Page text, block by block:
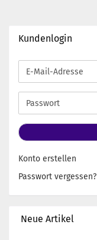
Kundenlogin
E-
Mail-
Adresse
Passwort
Konto erstellen
Passwort vergessen?
Neue Artikel